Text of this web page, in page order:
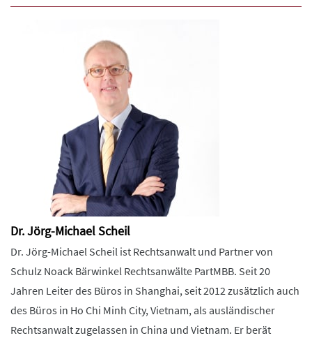
Dr. Jörg-Michael Scheil
Dr. Jörg-Michael Scheil ist Rechtsanwalt und Partner von
Schulz Noack Bärwinkel Rechtsanwälte PartMBB. Seit 20
Jahren Leiter des Büros in Shanghai, seit 2012 zusätzlich auch
des Büros in Ho Chi Minh City, Vietnam, als ausländischer
Rechtsanwalt zugelassen in China und Vietnam. Er berät